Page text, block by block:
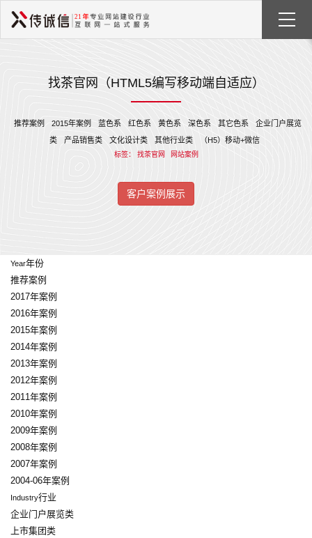
找茶官网（HTML5编写移动端自适应）
推荐案例 2015年案例 蓝色系 红色系 黄色系 深色系 其它色系
企业门户展览
类
产品销售类 文化设计类 其他行业类 （H5）移动+微信
标签： 找茶官网 网站案例
客户案例展示
Year年份
推荐案例
2017年案例
2016年案例
2015年案例
2014年案例
2013年案例
2012年案例
2011年案例
2010年案例
2009年案例
2008年案例
2007年案例
2004-06年案例
Industry行业
企业门户展览类
上市集团类